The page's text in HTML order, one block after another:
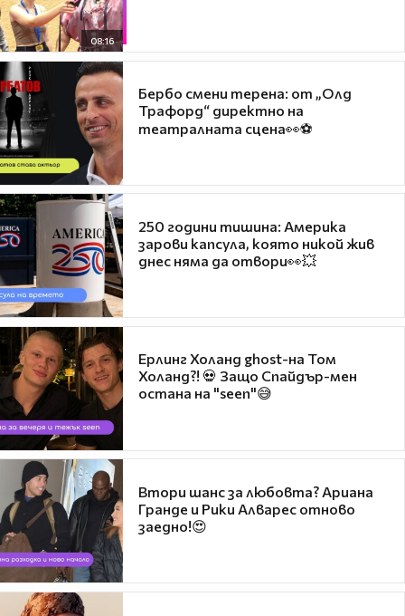
08:16
Бербо смени терена: от „Олд
Трафорд“ директно на
театралната сцена👀⚽
250 години тишина: Америка
зарови капсула, която никой жив
днес няма да отвори👀💥
Ерлинг Холанд ghost-на Том
Холанд?! 💀 Защо Спайдър-мен
остана на "seen"😅
Втори шанс за любовта? Ариана
Гранде и Рики Алварес отново
заедно!😍